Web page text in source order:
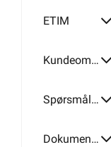
ETIM
Kundeomtale
Spørsmål og svar
Dokumentasjon